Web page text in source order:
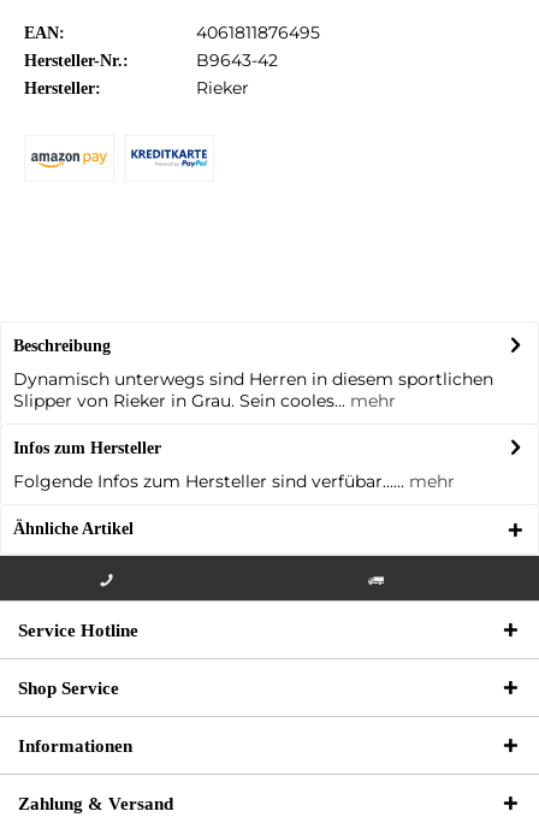
EAN: 4061811876495
Hersteller-Nr.: B9643-42
Hersteller: Rieker
Beschreibung
Dynamisch unterwegs sind Herren in diesem sportlichen
Slipper von Rieker in Grau. Sein cooles... mehr
Infos zum Hersteller
Folgende Infos zum Hersteller sind verfübar...... mehr
Ähnliche Artikel
000
Service Hotline
Shop Service
Informationen
Zahlung & Versand